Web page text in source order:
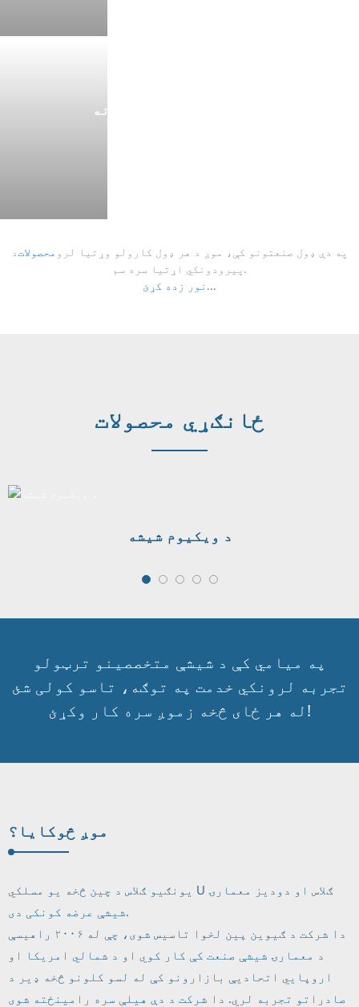
د یخ رنک شیشې سیسټمونه
په دې ډول صنعتونو کې، موږ د هر ډول کارولو وړتیا لرو محصولاتد
پیرودونکي اړتیا سره سم.
نور زده کړئ...
ځانګړي محصولات
د ویکیوم شیشه
په میامي کې د شیشې متخصصینو ترټولو
تجربه لرونکي خدمت په توګه، تاسو کولی شئ
له هر ځای څخه زموږ سره کار وکړئ!
موږ څوکایا؟
یونګیو ګلاس د چین څخه یو مسلکي U ګلاس او دودیز معمارۍ
شیشې عرضه کونکی دی.
دا شرکت د ګیوین پین لخوا تاسیس شوی، چې له ۲۰۰۶ راهیسې
د معمارۍ شیشې صنعت کې کار کوي او د شمالي امریکا او
اروپايي اتحادیې بازارونو کې له لسو کلونو څخه ډیر د
صادراتو تجربه لري. دا شرکت د دې هیلې سره رامینځته شوی